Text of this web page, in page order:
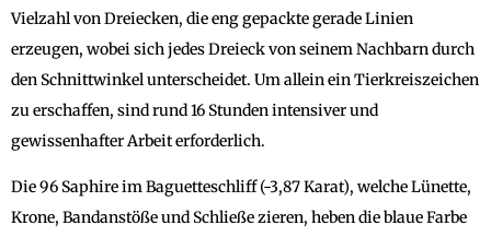
Vielzahl von Dreiecken, die eng gepackte gerade Linien
erzeugen, wobei sich jedes Dreieck von seinem Nachbarn durch
den Schnittwinkel unterscheidet. Um allein ein Tierkreiszeichen
zu erschaffen, sind rund 16 Stunden intensiver und
gewissenhafter Arbeit erforderlich.
Die 96 Saphire im Baguetteschliff (-3,87 Karat), welche Lünette,
Krone, Bandanstöße und Schließe zieren, heben die blaue Farbe